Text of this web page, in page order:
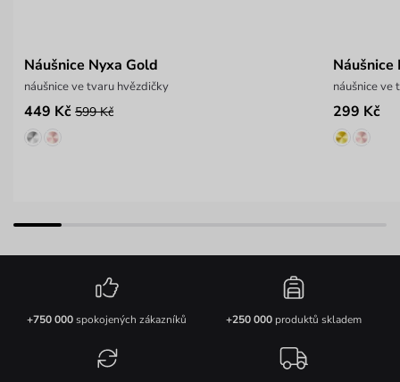
Náušnice Nyxa Gold
náušnice ve tvaru hvězdičky
449 Kč 599 Kč
Náušnice
náušnice ve
299 Kč
+750 000spokojených zákazníků +250 000produktů skladem